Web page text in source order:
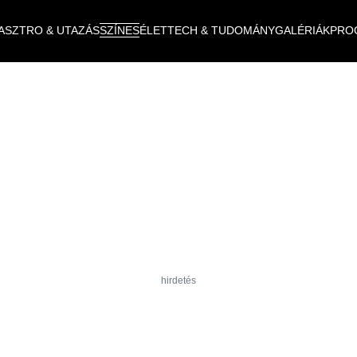
& UTAZÁSSZÍNESÉLETTECH & TUDOMÁNYGALÉRIÁK
hirdetés